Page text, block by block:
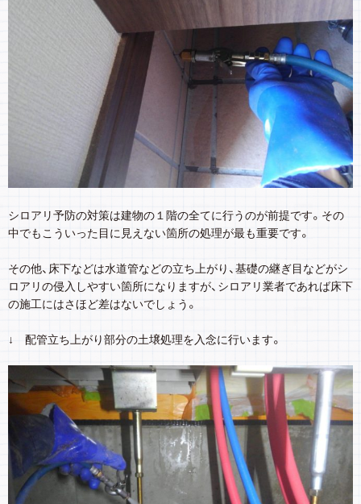
シロアリ予防の対策は建物の１階の全てに行うのが前提です。その
中でもこういった目に見えない箇所の処理が最も重要です。
その他、床下などは水道管などの立ち上がり、基礎の継ぎ目などがシ
ロアリの侵入しやすい箇所になりますが、シロアリ業者であれば床下
の施工にはさほど差はないでしょう。
↓ 配管立ち上がり部分の土壌処理を入念に行います。